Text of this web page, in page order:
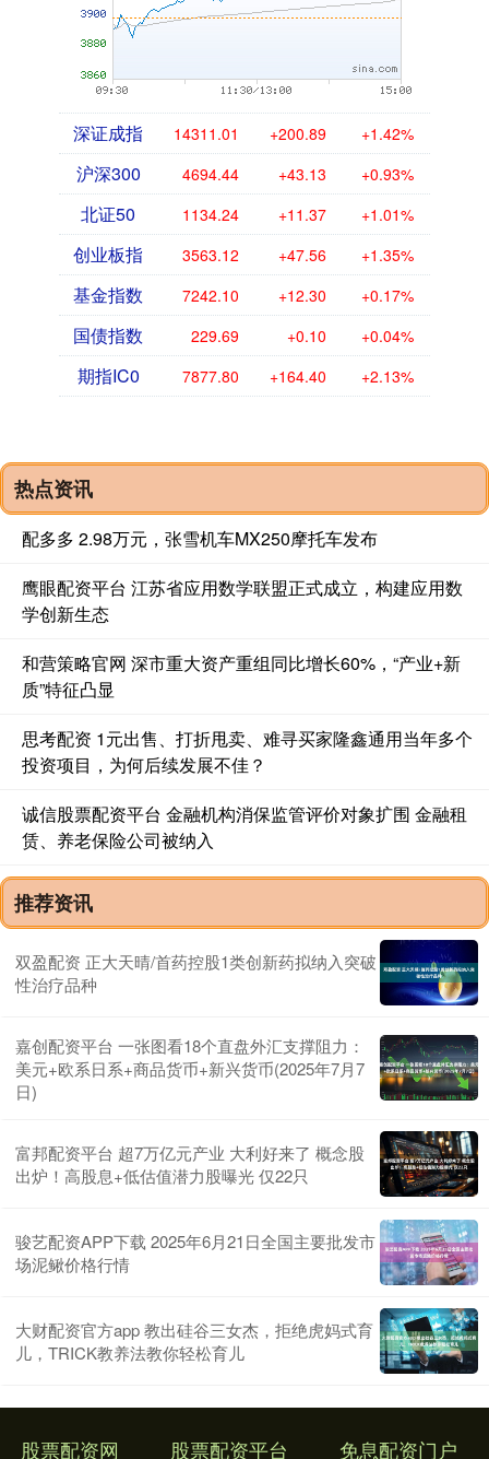
深证成指 14311.01 +200.89 +1.42%
沪深300 4694.44 +43.13 +0.93%
北证50 1134.24 +11.37 +1.01%
创业板指 3563.12 +47.56 +1.35%
基金指数 7242.10 +12.30 +0.17%
国债指数 229.69 +0.10 +0.04%
期指IC0 7877.80 +164.40 +2.13%
热点资讯
配多多 2.98万元，张雪机车MX250摩托车发布
鹰眼配资平台 江苏省应用数学联盟正式成立，构建应用数
学创新生态
和营策略官网 深市重大资产重组同比增长60%，“产业+新
质”特征凸显
思考配资 1元出售、打折甩卖、难寻买家隆鑫通用当年多个
投资项目，为何后续发展不佳？
诚信股票配资平台 金融机构消保监管评价对象扩围 金融租
赁、养老保险公司被纳入
推荐资讯
双盈配资 正大天晴/首药控股1类创新药拟纳入突破
性治疗品种
嘉创配资平台 一张图看18个直盘外汇支撑阻力：
美元+欧系日系+商品货币+新兴货币(2025年7月7
日)
富邦配资平台 超7万亿元产业 大利好来了 概念股
出炉！高股息+低估值潜力股曝光 仅22只
骏艺配资APP下载 2025年6月21日全国主要批发市
场泥鳅价格行情
大财配资官方app 教出硅谷三女杰，拒绝虎妈式育
儿，TRICK教养法教你轻松育儿
股票配资网 股票配资平台 免息配资门户